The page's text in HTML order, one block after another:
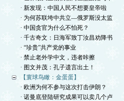
· 新发现：中国人民不想要皇帝啦
· 为何苏联垮中共立—俄罗斯没太监
· 中国贪官为什么不怕死？
· 千古奇文：日海军致丁汝昌劝降书
· “珍贵”共产党的事业
· 禁止老外学中文，违者咔擦
· 图文并茂：孔子遗言出土！
【寰球鸟瞰：金蛋蛋】
· 欧洲为何不参与这次打击伊朗？
· 诺曼底登陆研究成果可以卖几个卢